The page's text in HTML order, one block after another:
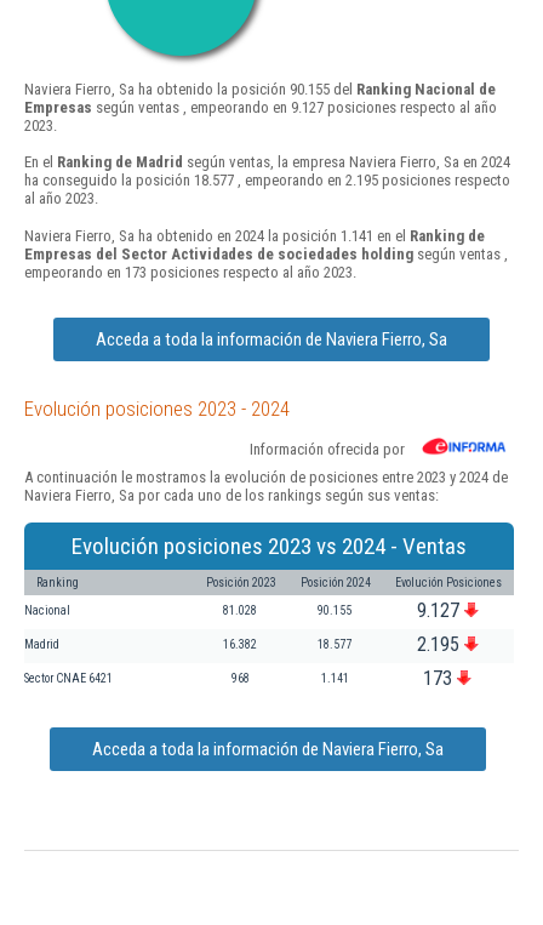
Naviera Fierro, Sa ha obtenido la posición 90.155 del Ranking Nacional de
Empresas según ventas , empeorando en 9.127 posiciones respecto al año
2023.
En el Ranking de Madrid según ventas, la empresa Naviera Fierro, Sa en 2024
ha conseguido la posición 18.577 , empeorando en 2.195 posiciones respecto
al año 2023.
Naviera Fierro, Sa ha obtenido en 2024 la posición 1.141 en el Ranking de
Empresas del Sector Actividades de sociedades holding según ventas ,
empeorando en 173 posiciones respecto al año 2023.
Acceda a toda la información de Naviera Fierro, Sa
Evolución posiciones 2023 - 2024
Información ofrecida por
A continuación le mostramos la evolución de posiciones entre 2023 y 2024 de
Naviera Fierro, Sa por cada uno de los rankings según sus ventas:
Evolución posiciones 2023 vs 2024 - Ventas
Ranking Posición 2023 Posición 2024 Evolución Posiciones
Nacional 81.028 90.155 9.127
Madrid 16.382 18.577 2.195
Sector CNAE 6421 968 1.141 173
Acceda a toda la información de Naviera Fierro, Sa